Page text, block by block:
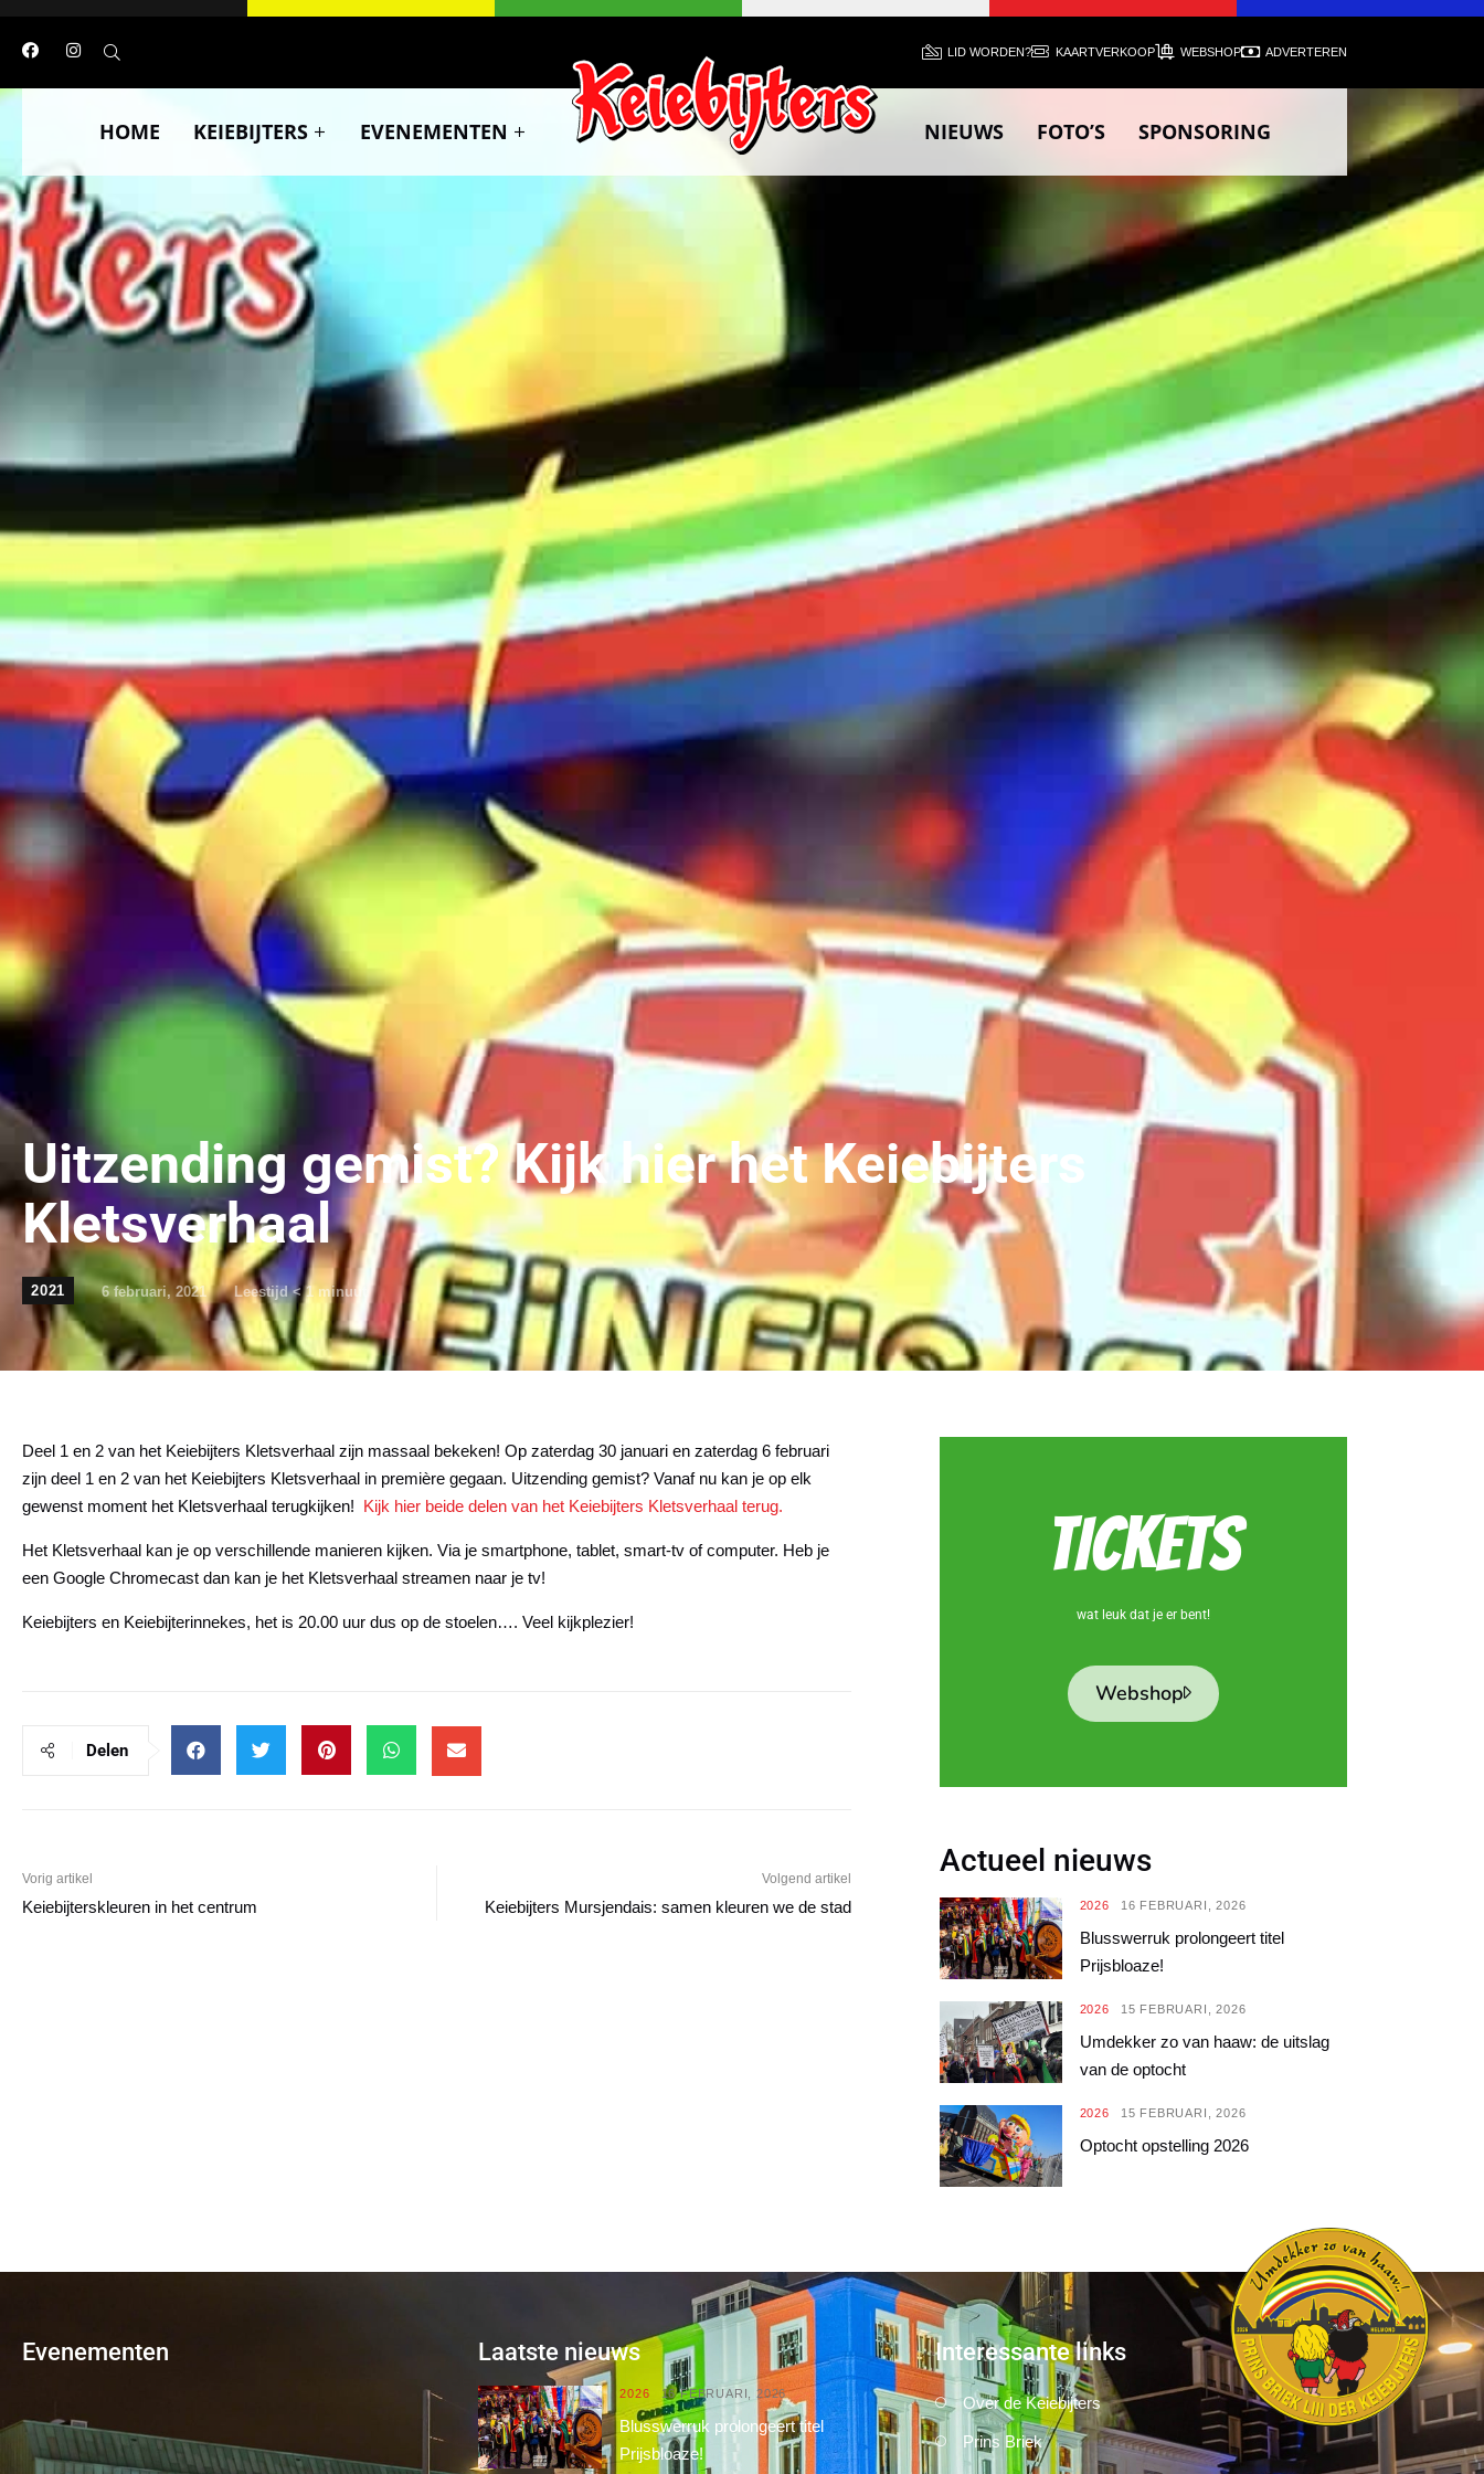
LID WORDEN? KAARTVERKOOP WEBSHOP ADVERTEREN
HOME KEIEBIJTERS EVENEMENTEN NIEUWS FOTO’S SPONSORING
Uitzending gemist? Kijk hier het Keiebijters
Kletsverhaal
2021 6 februari, 2021 Leestijd < 1 minuut
Deel 1 en 2 van het Keiebijters Kletsverhaal zijn massaal bekeken! Op zaterdag 30 januari en zaterdag 6 februari
zijn deel 1 en 2 van het Keiebijters Kletsverhaal in première gegaan. Uitzending gemist? Vanaf nu kan je op elk
gewenst moment het Kletsverhaal terugkijken! Kijk hier beide delen van het Keiebijters Kletsverhaal terug.
Het Kletsverhaal kan je op verschillende manieren kijken. Via je smartphone, tablet, smart-tv of computer. Heb je
een Google Chromecast dan kan je het Kletsverhaal streamen naar je tv!
Keiebijters en Keiebijterinnekes, het is 20.00 uur dus op de stoelen…. Veel kijkplezier!
Delen
Vorig artikel
Keiebijterskleuren in het centrum
Volgend artikel
Keiebijters Mursjendais: samen kleuren we de stad
TICKETS
wat leuk dat je er bent!
Webshop
Actueel nieuws
2026 16 FEBRUARI, 2026
Blusswerruk prolongeert titel
Prijsbloaze!
2026 15 FEBRUARI, 2026
Umdekker zo van haaw: de uitslag
van de optocht
2026 15 FEBRUARI, 2026
Optocht opstelling 2026
Evenementen Laatste nieuws
2026 16 FEBRUARI, 2026
Blusswerruk prolongeert titel
Prijsbloaze!
Interessante links
Over de Keiebijters
Prins Briek